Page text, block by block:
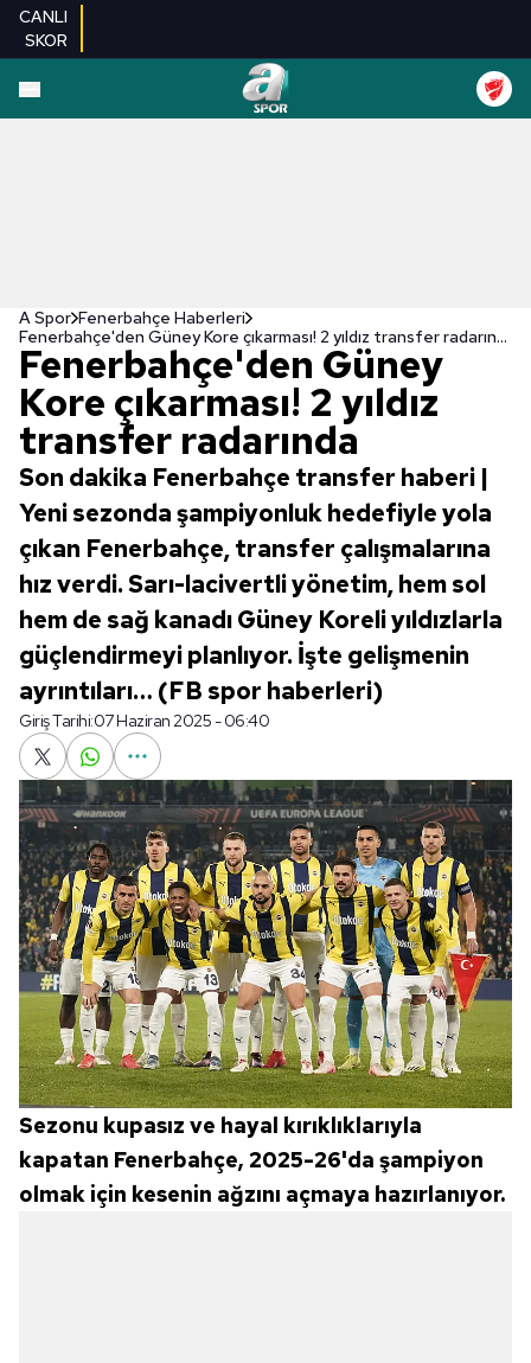
CANLI
SKOR
A Spor Fenerbahçe Haberleri
Fenerbahçe'den Güney Kore çıkarması! 2 yıldız transfer radarında
Fenerbahçe'den Güney
Kore çıkarması! 2 yıldız
transfer radarında
Son dakika Fenerbahçe transfer haberi |
Yeni sezonda şampiyonluk hedefiyle yola
çıkan Fenerbahçe, transfer çalışmalarına
hız verdi. Sarı-lacivertli yönetim, hem sol
hem de sağ kanadı Güney Koreli yıldızlarla
güçlendirmeyi planlıyor. İşte gelişmenin
ayrıntıları… (FB spor haberleri)
Giriş Tarihi:07 Haziran 2025 - 06:40
Sezonu kupasız ve hayal kırıklıklarıyla
kapatan Fenerbahçe, 2025-26'da şampiyon
olmak için kesenin ağzını açmaya hazırlanıyor.